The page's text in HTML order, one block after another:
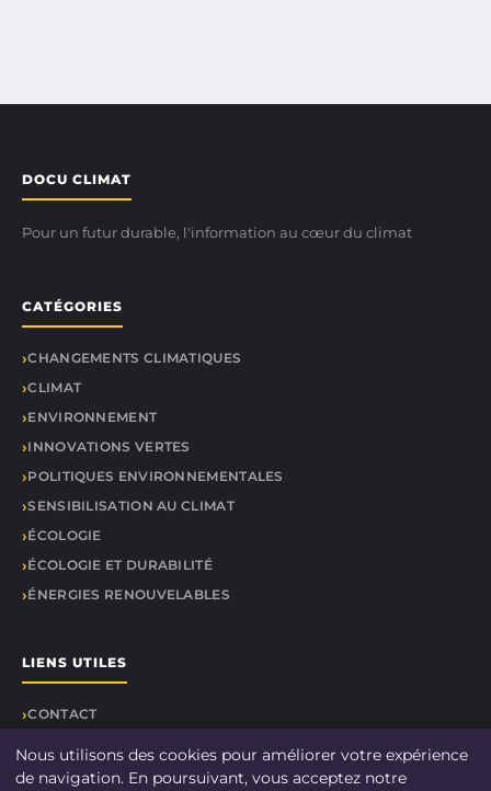
DOCU CLIMAT
Pour un futur durable, l'information au cœur du climat
CATÉGORIES
CHANGEMENTS CLIMATIQUES
CLIMAT
ENVIRONNEMENT
INNOVATIONS VERTES
POLITIQUES ENVIRONNEMENTALES
SENSIBILISATION AU CLIMAT
ÉCOLOGIE
ÉCOLOGIE ET DURABILITÉ
ÉNERGIES RENOUVELABLES
LIENS UTILES
CONTACT
Nous utilisons des cookies pour améliorer votre expérience
de navigation. En poursuivant, vous acceptez notre